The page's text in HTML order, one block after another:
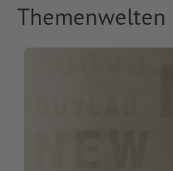
Themenwelten